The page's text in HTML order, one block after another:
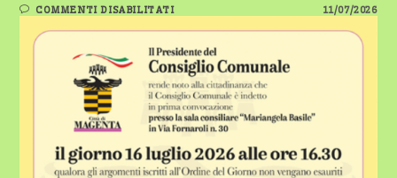
COMMENTI DISABILITATISU
MAGENTA,
CONSIGLIO
COMUNALE
CONVOCATO
IL
16
LUGLIO
11/07/2026